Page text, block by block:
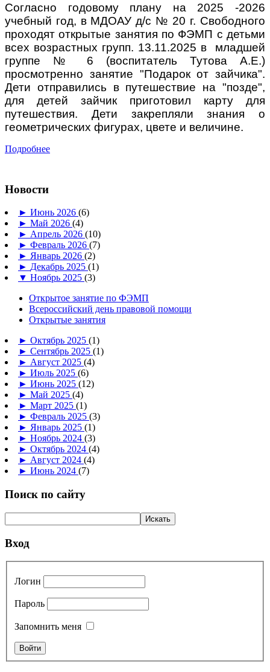
Согласно годовому плану на 2025 -2026
учебный год, в МДОАУ д/с № 20 г. Свободного
проходят открытые занятия по ФЭМП с детьми
всех возрастных групп. 13.11.2025 в младшей
группе № 6 (воспитатель Тутова А.Е.)
просмотренно занятие "Подарок от зайчика".
Дети отправились в путешествие на "позде",
для детей зайчик приготовил карту для
путешествия. Дети закрепляли знания о
геометрических фигурах, цвете и величине.
Подробнее
Новости
► Июнь 2026 (6)
► Май 2026 (4)
► Апрель 2026 (10)
► Февраль 2026 (7)
► Январь 2026 (2)
► Декабрь 2025 (1)
▼ Ноябрь 2025 (3)
Открытое занятие по ФЭМП
Всероссийский день правовой помощи
Открытые занятия
► Октябрь 2025 (1)
► Сентябрь 2025 (1)
► Август 2025 (4)
► Июль 2025 (6)
► Июнь 2025 (12)
► Май 2025 (4)
► Март 2025 (1)
► Февраль 2025 (3)
► Январь 2025 (1)
► Ноябрь 2024 (3)
► Октябрь 2024 (4)
► Август 2024 (4)
► Июнь 2024 (7)
Поиск по сайту
Вход
Логин
Пароль
Запомнить меня